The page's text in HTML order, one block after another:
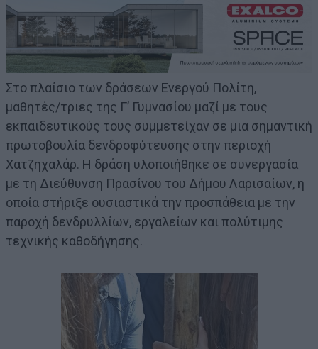
Στο πλαίσιο των δράσεων Ενεργού Πολίτη,
μαθητές/τριες της Γ’ Γυμνασίου μαζί με τους
εκπαιδευτικούς τους συμμετείχαν σε μια σημαντική
πρωτοβουλία δενδροφύτευσης στην περιοχή
Χατζηχαλάρ. Η δράση υλοποιήθηκε σε συνεργασία
με τη Διεύθυνση Πρασίνου του Δήμου Λαρισαίων, η
οποία στήριξε ουσιαστικά την προσπάθεια με την
παροχή δενδρυλλίων, εργαλείων και πολύτιμης
τεχνικής καθοδήγησης.